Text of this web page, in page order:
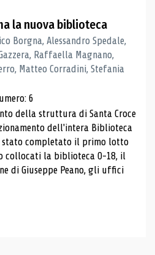
la nuova biblioteca
Borgna, Alessandro Spedale,
Raffaella Magnano,
Matteo Corradini, Stefania
6
della struttura di Santa Croce
dell'intera Biblioteca
stato completato il primo lotto
collocati la biblioteca 0-18, il
di Giuseppe Peano, gli uffici